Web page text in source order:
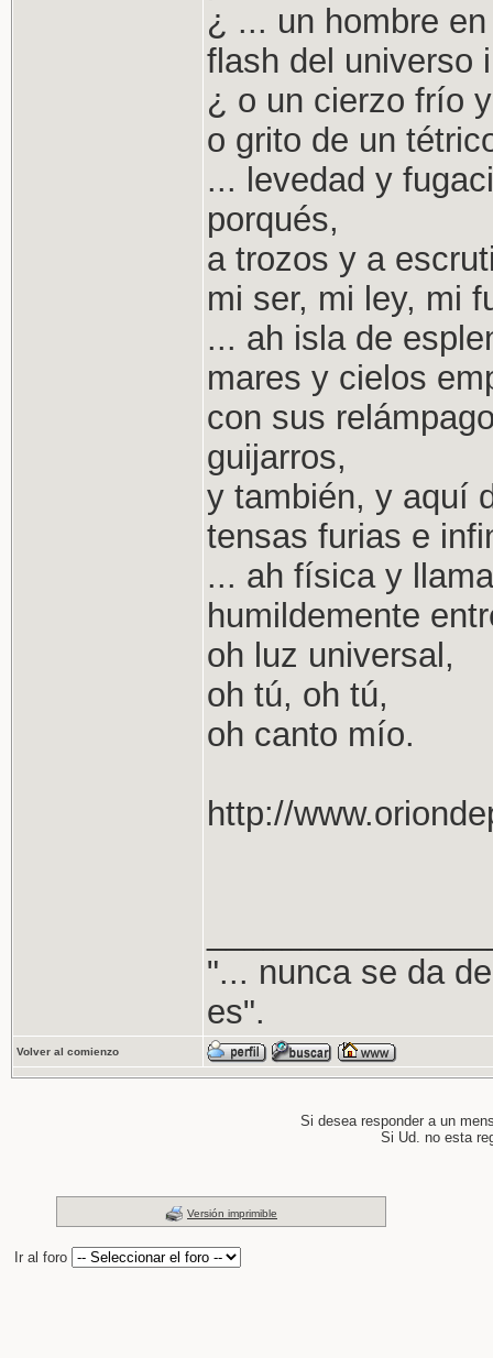
¿ ... un hombre
flash del universo
¿ o un cierzo frío
o grito de un
... levedad y
porqués,
a trozos y a
mi ser, mi ley, mi
... ah isla de
mares y cielos
con sus
guijarros,
y también, y aquí
tensas furias e
... ah física y
humildemente
oh luz universal,
oh tú, oh tú,
oh canto mío.
http://
"... nunca se da
es".
Volver al comienzo
Si desea responder a un
Si Ud. no esta
Versión imprimible
Ir al foro